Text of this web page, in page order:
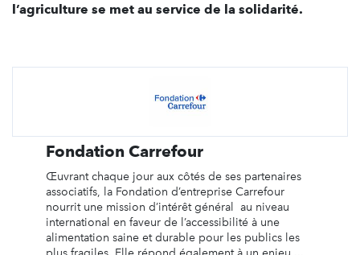
l’agriculture se met au service de la solidarité.
Fondation Carrefour
Œuvrant chaque jour aux côtés de ses partenaires
associatifs, la Fondation d’entreprise Carrefour
nourrit une mission d’intérêt général au niveau
international en faveur de l’accessibilité à une
alimentation saine et durable pour les publics les